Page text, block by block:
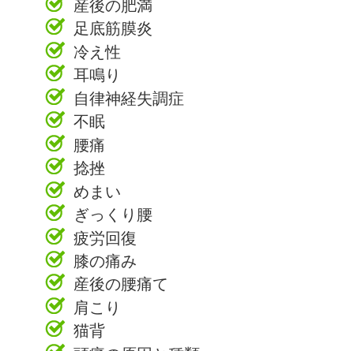
足底筋膜炎
冷え性
耳鳴り
自律神経失調症
不眠
腰痛
捻挫
めまい
ぎっくり腰
疲労回復
膝の痛み
産後の腰痛て
肩こり
猫背